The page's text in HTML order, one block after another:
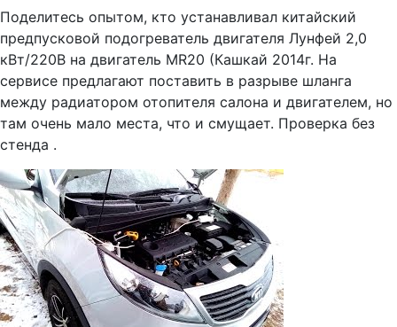
Поделитесь опытом, кто устанавливал китайский
предпусковой подогреватель двигателя Лунфей 2,0
кВт/220В на двигатель MR20 (Кашкай 2014г. На
сервисе предлагают поставить в разрыве шланга
между радиатором отопителя салона и двигателем, но
там очень мало места, что и смущает. Проверка без
стенда .